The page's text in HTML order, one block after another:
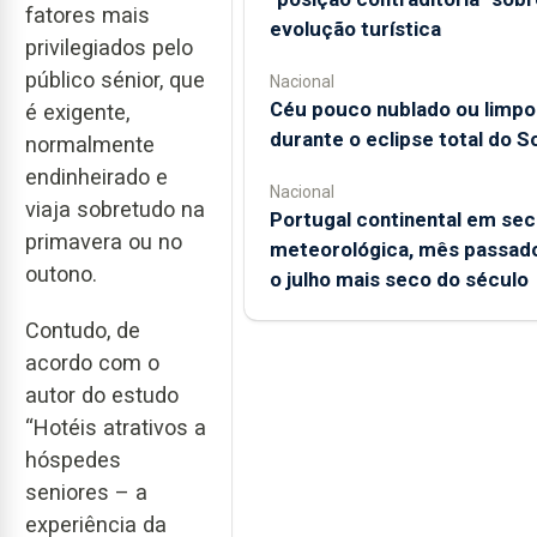
fatores mais
privilegiados pelo
público sénior, que
é exigente,
normalmente
endinheirado e
viaja sobretudo na
primavera ou no
outono.
Contudo, de
acordo com o
autor do estudo
“Hotéis atrativos a
hóspedes
seniores – a
experiência da
evolução turística
Nacional
Céu pouco nublado ou limpo
durante o eclipse total do
Nacional
Portugal continental em
meteorológica, mês
o julho mais seco do século